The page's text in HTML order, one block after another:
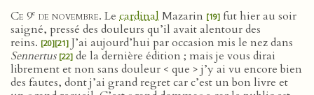
Ce 9e de novembre. Le cardinal Mazarin [19] fut hier au soir
saigné, pressé des douleurs qu’il avait alentour des
reins. [20][21] J’ai aujourd’hui par occasion mis le nez dans
Sennertus [22] de la dernière édition ; mais je vous dirai
librement et non sans douleur < que > j’y ai vu encore bien
des fautes, dont j’ai grand regret car c’est un bon livre et